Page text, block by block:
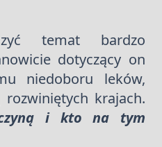
temat bardzo
dotyczący on
niedoboru leków,
krajach.
i kto na tym